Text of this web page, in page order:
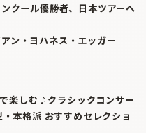
クール優勝者、日本ツアーへ
ン・ヨハネス・エッガー
楽しむ♪クラシックコンサー
本格派 おすすめセレクショ